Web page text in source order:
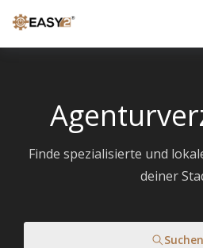
Finde spezialisierte und
deiner
Suchen